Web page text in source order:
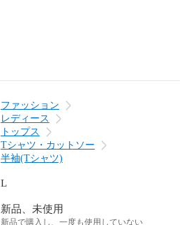
ファッション
レディース
トップス
Tシャツ・カットソー
半袖(Tシャツ)
L
新品、未使用
新品で購入し、一度も使用していない